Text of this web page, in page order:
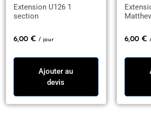
Extension U126 1
section
6,00 € / jour
Ajouter au
devis
6,00 €